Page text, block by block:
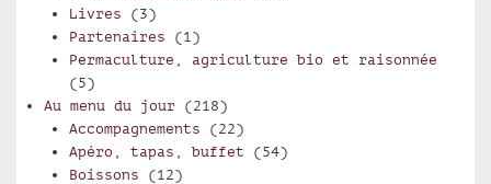
Livres (3)
Partenaires (1)
Permaculture, agriculture bio et raisonnée
(5)
Au menu du jour (218)
Accompagnements (22)
Apéro, tapas, buffet (54)
Boissons (12)